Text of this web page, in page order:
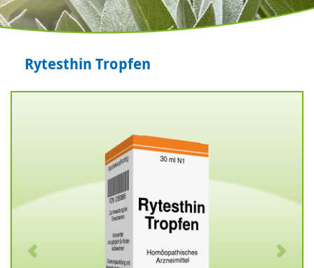
Rytesthin Tropfen